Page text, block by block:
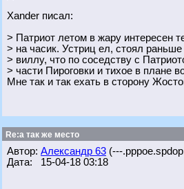
Xander писал:
> Патриот летом в жару интересен
> на часик. Устриц ел, стоял раньше
> виллу, что по соседству с
> части Пироговки и тихое в плане
Мне так и так ехать в сторону
Re:а так же место
Автор: Александр 63 (---
Дата: 15-04-18 03:18